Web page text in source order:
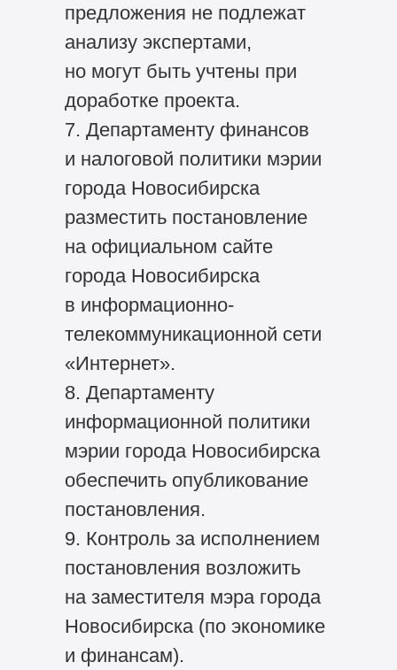
предложения не подлежат
анализу экспертами,
но могут быть учтены при
доработке проекта.
7. Департаменту финансов
и налоговой политики мэрии
города Новосибирска
разместить постановление
на официальном сайте
города Новосибирска
в информационно-
телекоммуникационной сети
«Интернет».
8. Департаменту
информационной политики
мэрии города Новосибирска
обеспечить опубликование
постановления.
9. Контроль за исполнением
постановления возложить
на заместителя мэра города
Новосибирска (по экономике
и финансам).